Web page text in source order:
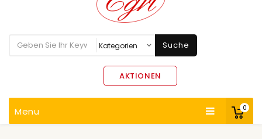
0
Suche
AKTIONEN
Menu